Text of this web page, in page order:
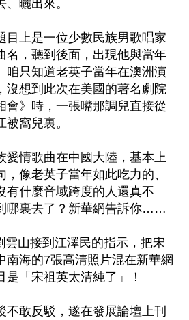
曬出來。
目上是一位少數民族男歌唱家
名，聽到後面，出現他與當年
咱只知道老英子當年在澳洲演
沒想到此次在美國的著名劇院
會》時，一張嘴那調兒直接從
窩兒裏。
愛情歌曲在中國大陸，基本上
像老英子當年如此吃力的、
有什麼音域跨度的人還真不
哪裏去了？新華網告訴你……
雲山接到江澤民的指示，把宋
南海的7張高清照片混在新華網
「宋祖英太清純了」！
不敢反駁，遂在發展論壇上刊